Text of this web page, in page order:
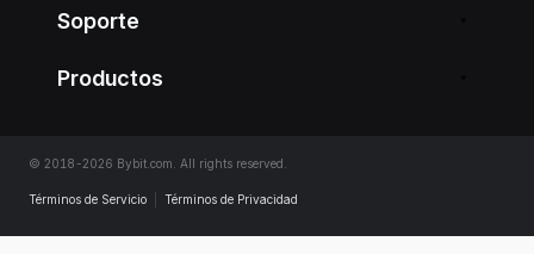
Soporte
Productos
© 2018-2026 Bybit.com. All rights reserved.
Términos de Servicio Términos de Privacidad